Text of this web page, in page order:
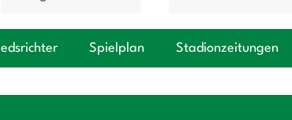
Spielplan Stadionzeitungen